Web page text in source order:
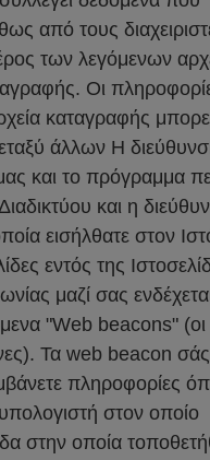
από τους
των λεγόμενων
Οι
καταγραφής
άλλων Η
και το πρόγραμμα
και η
εισήλθατε στον
εντός της
μαζί σας
"Web beacons" (οι
Τα web beacon σάς
πληροφορίες
στον οποίο
στην οποία